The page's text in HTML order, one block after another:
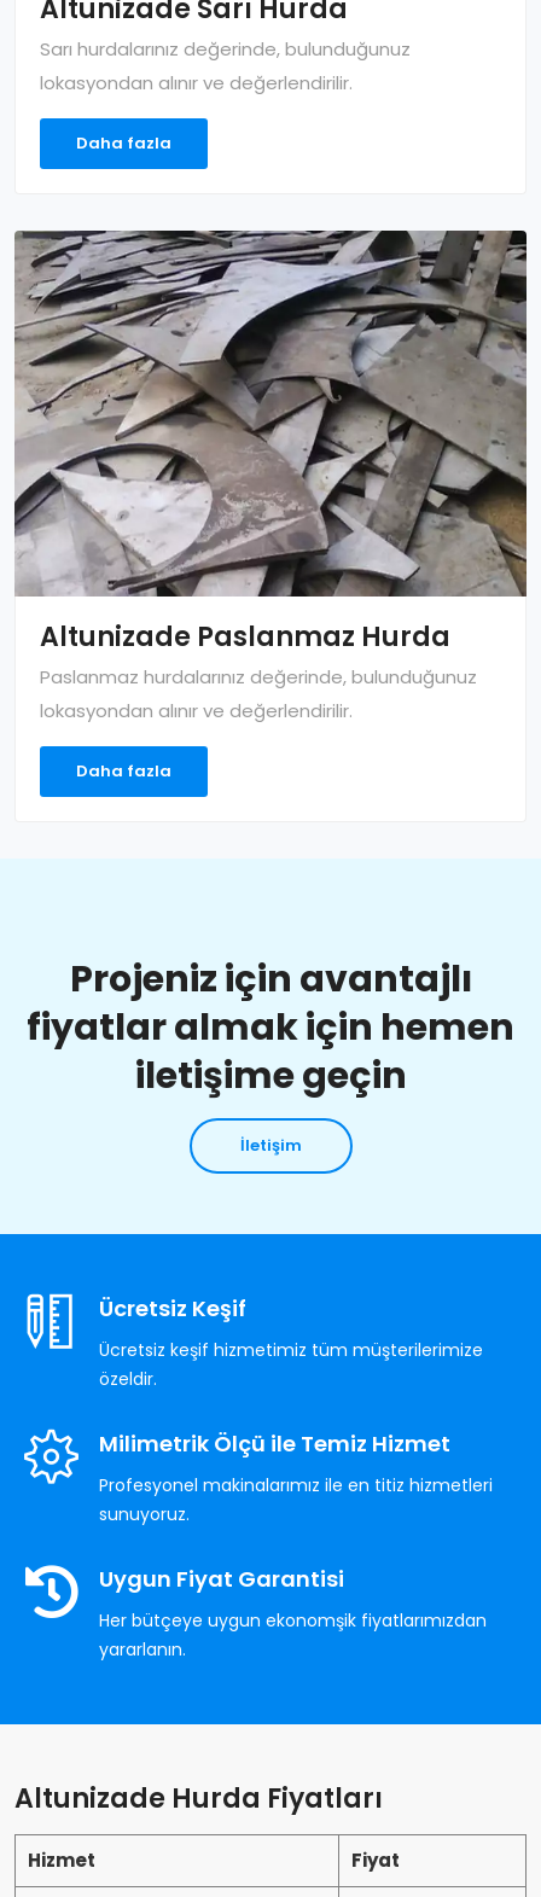
Altunizade Sarı Hurda
Sarı hurdalarınız değerinde, bulunduğunuz
lokasyondan alınır ve değerlendirilir.
Daha fazla
Altunizade Paslanmaz Hurda
Paslanmaz hurdalarınız değerinde, bulunduğunuz
lokasyondan alınır ve değerlendirilir.
Daha fazla
Projeniz için avantajlı
fiyatlar almak için hemen
iletişime geçin
İletişim
Ücretsiz Keşif
Ücretsiz keşif hizmetimiz tüm müşterilerimize
özeldir.
Milimetrik Ölçü ile Temiz Hizmet
Profesyonel makinalarımız ile en titiz hizmetleri
sunuyoruz.
Uygun Fiyat Garantisi
Her bütçeye uygun ekonomşik fiyatlarımızdan
yararlanın.
Altunizade Hurda Fiyatları
Hizmet Fiyat